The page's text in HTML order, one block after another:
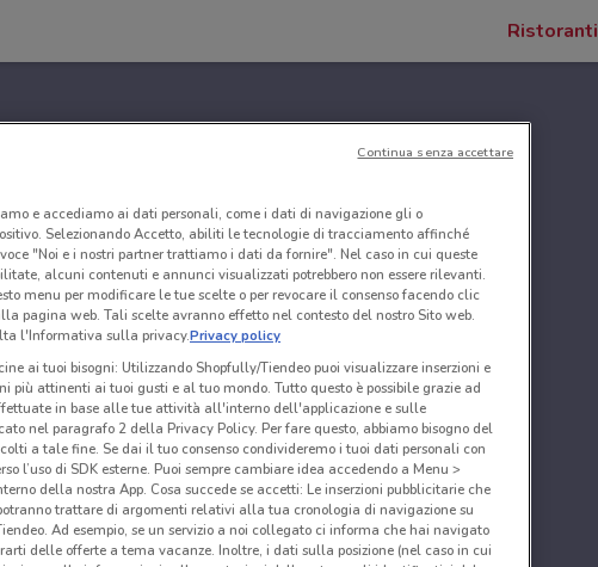
Ristoranti
e accediamo ai dati personali, come i dati di navigazione gli o
Selezionando Accetto, abiliti le tecnologie di tracciamento affinché
"Noi e i nostri partner trattiamo i dati da fornire". Nel caso in cui queste
alcuni contenuti e annunci visualizzati potrebbero non essere rilevanti.
menu per modificare le tue scelte o per revocare il consenso facendo clic
pagina web. Tali scelte avranno effetto nel contesto del nostro Sito web.
l'Informativa sulla privacy.Privacy policy
ai tuoi bisogni: Utilizzando Shopfully/Tiendeo puoi visualizzare inserzioni e
più attinenti ai tuoi gusti e al tuo mondo. Tutto questo è possibile grazie ad
in base alle tue attività all'interno dell'applicazione e sulle
nel paragrafo 2 della Privacy Policy. Per fare questo, abbiamo bisogno del
a tale fine. Se dai il tuo consenso condivideremo i tuoi dati personali con
l’uso di SDK esterne. Puoi sempre cambiare idea accedendo a Menu >
della nostra App. Cosa succede se accetti: Le inserzioni pubblicitarie che
trattare di argomenti relativi alla tua cronologia di navigazione su
Ad esempio, se un servizio a noi collegato ci informa che hai navigato
delle offerte a tema vacanze. Inoltre, i dati sulla posizione (nel caso in cui
Continua senza accettare